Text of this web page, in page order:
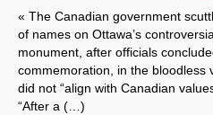
« The Canadian government
of names on Ottawa’s
monument, after officials
commemoration, in the bloodless
did not “align with Canadian
“After a (…)